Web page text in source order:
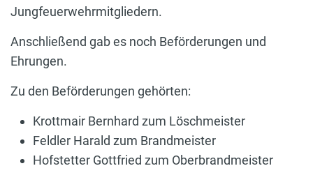
Jungfeuerwehrmitgliedern.
Anschließend gab es noch Beförderungen und
Ehrungen.
Zu den Beförderungen gehörten:
Krottmair Bernhard zum Löschmeister
Feldler Harald zum Brandmeister
Hofstetter Gottfried zum Oberbrandmeister